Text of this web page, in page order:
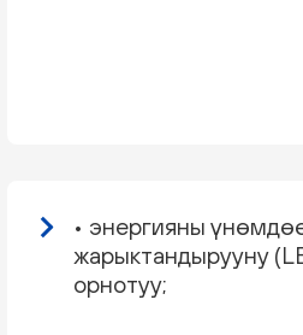
• энергияны
жарыктандырууну
орнотуу;